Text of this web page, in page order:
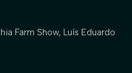
Farm Show, Luís Eduardo